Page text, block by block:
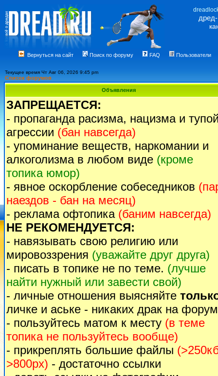
Вернуться на сайт Поиск по форуму FAQ Пользователи
Текущее время Чт Авг 06, 2026 9:45 pm
Список форумов
Объявления
ЗАПРЕЩАЕТСЯ:
- пропаганда расизма, нацизма и
агрессии (бан навсегда)
- упоминание веществ, наркомании и
алкоголизма в любом виде (кроме
топика юмор)
- явное оскорбление собеседников
наездов - бан на месяц)
- реклама офтопика (баним навсегда)
НЕ РЕКОМЕНДУЕТСЯ:
- навязывать свою религию или
мировоззрения (уважайте друг друга)
- писать в топике не по теме. (лучше
найти нужный или завести свой)
- личные отношения выясняйте
личке и аське - никаких драк на
- пользуйтесь матом к месту (в теме
топика не пользуйтесь вообще)
- прикреплять большие файлы
>800px) - достаточно ссылки